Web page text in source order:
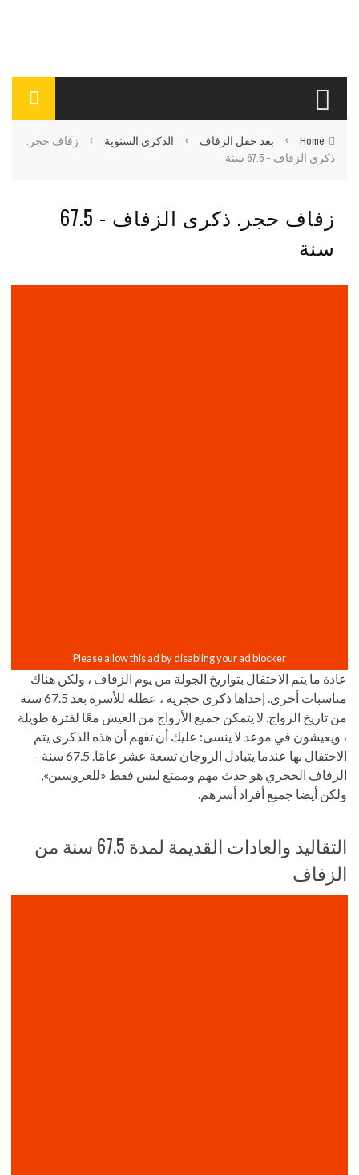
Home
› بعد حفل الزفاف › الذكرى السنوية ›
زفاف حجر.
ذكرى الزفاف - 67.5 سنة
زفاف حجر. ذكرى الزفاف - 67.5
سنة
عادة ما يتم الاحتفال بتواريخ الجولة من يوم الزفاف ، ولكن هناك
مناسبات أخرى. إحداها ذكرى حجرية ، عطلة للأسرة بعد 67.5 سنة
من تاريخ الزواج. لا يتمكن جميع الأزواج من العيش معًا لفترة طويلة
، ويعيشون في موعد لا ينسى: عليك أن تفهم أن هذه الذكرى يتم
الاحتفال بها عندما يتبادل الزوجان تسعة عشر عامًا. 67.5 سنة -
الزفاف الحجري هو حدث مهم وممتع ليس فقط «للعروسين»,
ولكن أيضا جميع أفراد أسرهم.
التقاليد والعادات القديمة لمدة 67.5 سنة من
الزفاف